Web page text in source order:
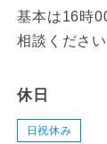
基本は16時
相談ください
休日
日祝休み